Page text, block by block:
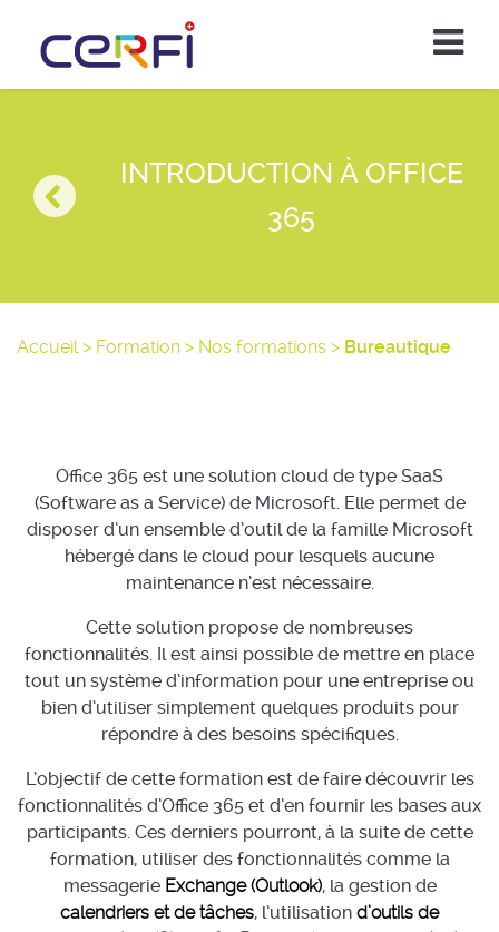
INTRODUCTION À OFFICE
365
Accueil> Formation > Nos formations > Bureautique
Office 365 est une solution cloud de type SaaS
(Software as a Service) de Microsoft. Elle permet de
disposer d’un ensemble d’outil de la famille Microsoft
hébergé dans le cloud pour lesquels aucune
maintenance n’est nécessaire.
Cette solution propose de nombreuses
fonctionnalités. Il est ainsi possible de mettre en place
tout un système d’information pour une entreprise ou
bien d’utiliser simplement quelques produits pour
répondre à des besoins spécifiques.
L’objectif de cette formation est de faire découvrir les
fonctionnalités d’Office 365 et d’en fournir les bases aux
participants. Ces derniers pourront, à la suite de cette
formation, utiliser des fonctionnalités comme la
messagerie Exchange (Outlook), la gestion de
calendriers et de tâches, l’utilisation d’outils de